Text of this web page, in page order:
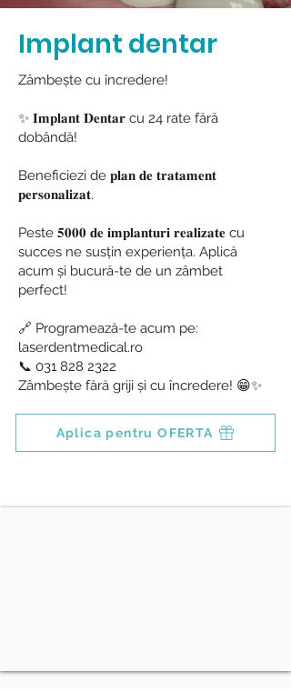
Implant dentar
Zâmbește cu încredere!
✨ 𝐈𝐦𝐩𝐥𝐚𝐧𝐭 𝐃𝐞𝐧𝐭𝐚𝐫 cu 24 rate fără
dobândă!
Beneficiezi de 𝐩𝐥𝐚𝐧 𝐝𝐞 𝐭𝐫𝐚𝐭𝐚𝐦𝐞𝐧𝐭
𝐩𝐞𝐫𝐬𝐨𝐧𝐚𝐥𝐢𝐳𝐚𝐭.
Peste 𝟓𝟎𝟎𝟎 𝐝𝐞 𝐢𝐦𝐩𝐥𝐚𝐧𝐭𝐮𝐫𝐢 𝐫𝐞𝐚𝐥𝐢𝐳𝐚𝐭𝐞 cu
succes ne susțin experiența. Aplică
acum și bucură-te de un zâmbet
perfect!
🔗 Programează-te acum pe:
laserdentmedical.ro
📞 031 828 2322
Zâmbește fără griji și cu încredere! 😁✨
Aplica pentru OFERTA